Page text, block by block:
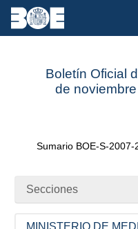
Boletín Oficial
de
Sumario BOE-S-2007-
Secciones